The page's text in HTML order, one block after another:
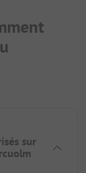
sur